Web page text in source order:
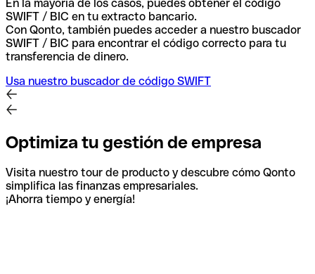
En la mayoría de los casos, puedes obtener el código
SWIFT / BIC en tu extracto bancario.
Con Qonto, también puedes acceder a nuestro buscador
SWIFT / BIC para encontrar el código correcto para tu
transferencia de dinero.
Usa nuestro buscador de código SWIFT
Optimiza tu gestión de empresa
Visita nuestro tour de producto y descubre cómo Qonto
simplifica las finanzas empresariales.
¡Ahorra tiempo y energía!